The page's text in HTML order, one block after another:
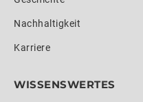
Nachhaltigkeit
Karriere
WISSENSWERTES